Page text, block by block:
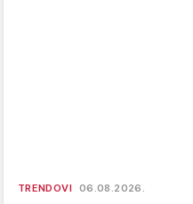
TRENDOVI 06.08.2026.